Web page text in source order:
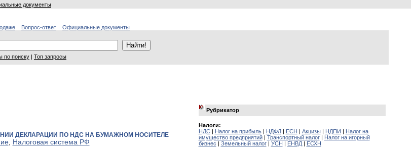
документы
Вопрос-ответ
Официальные документы
по поиску | Топ запросы
ДЕКЛАРАЦИИ ПО НДС НА БУМАЖНОМ НОСИТЕЛЕ
, Налоговая система РФ
Рубрикатор
Налоги:
НДС| Налог на прибыль| НДФЛ| ЕСН | Акцизы| НДПИ | Налог на
имущество предприятий| Транспортный налог| Налог на игорный
бизнес | Земельный налог| УСН | ЕНВД| ЕСХН